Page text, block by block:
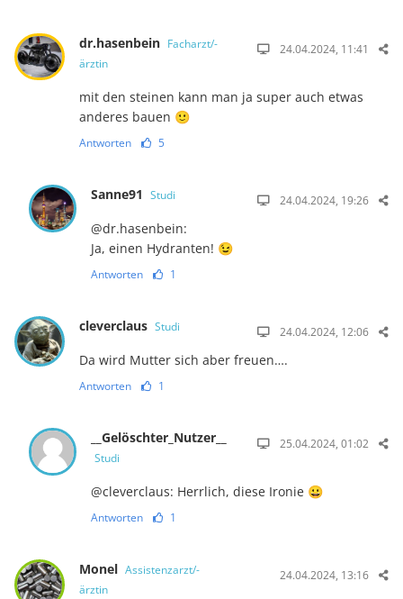
dr.hasenbein Facharzt/-
ärztin
24.04.2024, 11:41
mit den steinen kann man ja super auch etwas
anderes bauen 🙂
Antworten 5
Sanne91 Studi 24.04.2024, 19:26
@dr.hasenbein:
Ja, einen Hydranten! 😉
Antworten 1
cleverclaus Studi 24.04.2024, 12:06
Da wird Mutter sich aber freuen….
Antworten 1
__Gelöschter_Nutzer__
Studi
25.04.2024, 01:02
@cleverclaus: Herrlich, diese Ironie 😀
Antworten 1
Monel Assistenzarzt/-
ärztin
24.04.2024, 13:16